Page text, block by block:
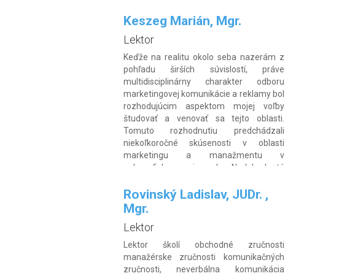
Keszeg Marián, Mgr.
Lektor
Keďže na realitu okolo seba nazerám z
pohľadu širších súvislostí, práve
multidisciplinárny charakter odboru
marketingovej komunikácie a reklamy bol
rozhodujúcim aspektom mojej voľby
študovať a venovať sa tejto oblasti.
Tomuto rozhodnutiu predchádzali
niekoľkoročné skúsenosti v oblasti
marketingu a manažmentu v
polygrafickom priemysle. Nadobudnuté
záujem smerom k sociálnemu a
psychologickému […]
Rovinský Ladislav, JUDr. ,
Mgr.
Lektor
Lektor školí obchodné zručnosti
manažérske zručnosti komunikačných
zručnosti, neverbálna komunikácia